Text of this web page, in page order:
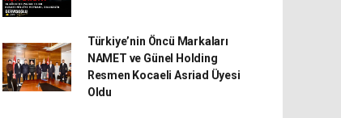
Türkiye’nin Öncü Markaları
NAMET ve Günel Holding
Resmen Kocaeli Asriad Üyesi
Oldu